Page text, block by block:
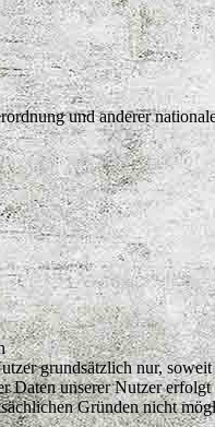
und anderer
grundsätzlich nur,
Daten unserer Nutzer
Gründen nicht